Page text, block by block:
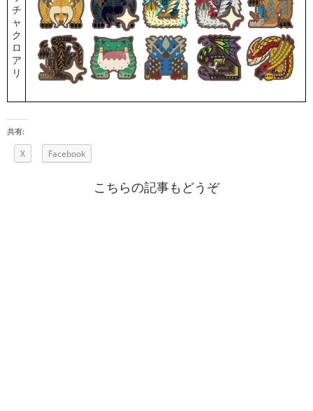
チ
ャ
ク
ロ
ア
リ
共有:
X Facebook
こちらの記事もどうぞ